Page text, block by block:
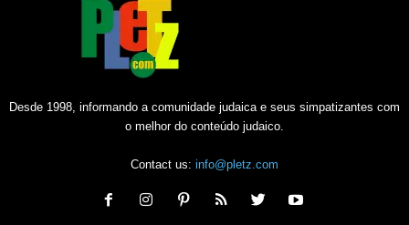
Desde 1998, informando a comunidade judaica e seus simpatizantes com
o melhor do conteúdo judaico.
Contact us: info@pletz.com